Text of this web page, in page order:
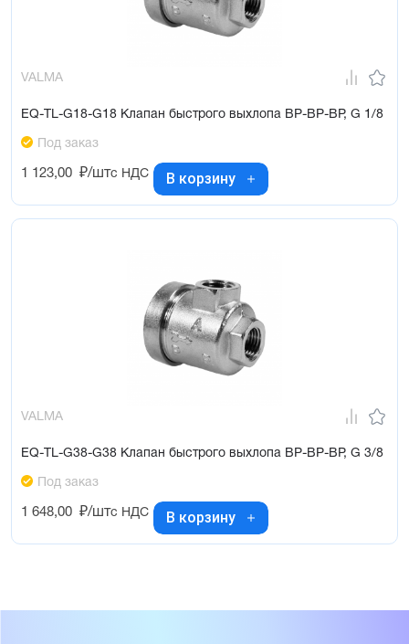
VALMA
EQ-TL-G18-G18 Клапан быстрого выхлопа ВР-ВР-ВР, G 1/8
Под заказ
1 123,00 ₽/штс НДС В корзину
VALMA
EQ-TL-G38-G38 Клапан быстрого выхлопа ВР-ВР-ВР, G 3/8
Под заказ
1 648,00 ₽/штс НДС В корзину